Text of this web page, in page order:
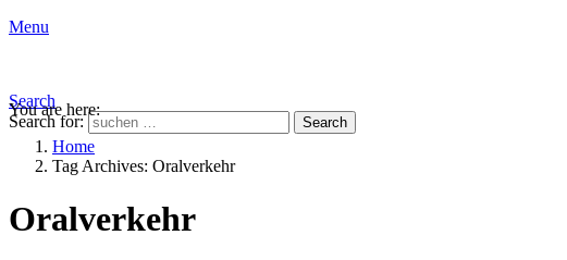
Menu
Search
Search for:
Search
You are here:
Home
Tag Archives: Oralverkehr
Oralverkehr